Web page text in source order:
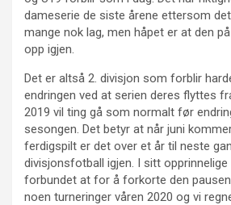
dameserie de siste årene ettersom
mange nok lag, men håpet er at den
opp igjen.
Det er altså 2. divisjon som forblir
endringen ved at serien deres flyttes
2019 vil ting gå som normalt før
sesongen. Det betyr at når juni
ferdigspilt er det over et år til neste
divisjonsfotball igjen. I sitt
forbundet at for å forkorte den
noen turneringer våren 2020 og vi